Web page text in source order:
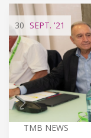
30 SEPT. '21
TMB NEWS